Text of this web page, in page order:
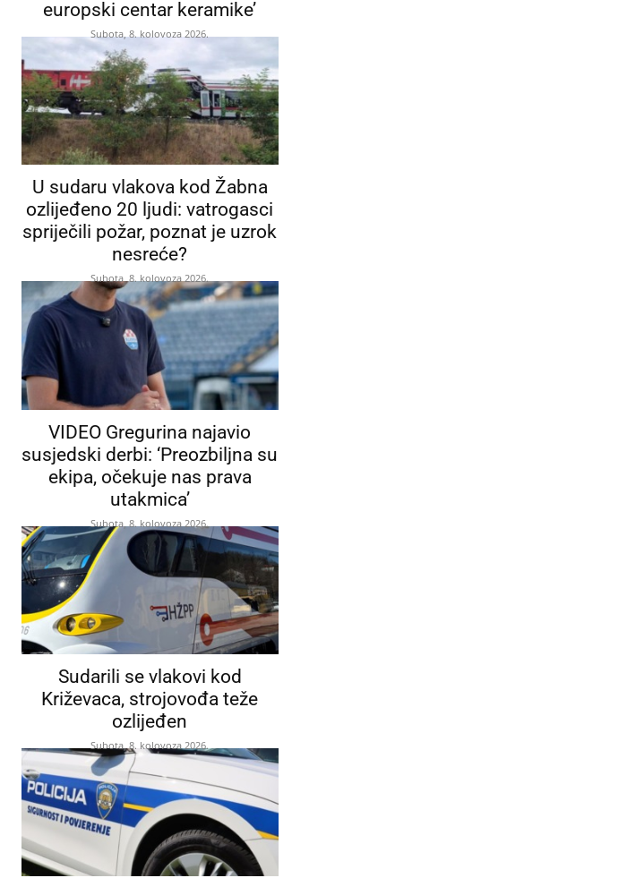
europski centar keramike’
Subota, 8. kolovoza 2026.
U sudaru vlakova kod Žabna
ozlijeđeno 20 ljudi: vatrogasci
spriječili požar, poznat je uzrok
nesreće?
Subota, 8. kolovoza 2026.
VIDEO Gregurina najavio
susjedski derbi: ‘Preozbiljna su
ekipa, očekuje nas prava
utakmica’
Subota, 8. kolovoza 2026.
Sudarili se vlakovi kod
Križevaca, strojovođa teže
ozlijeđen
Subota, 8. kolovoza 2026.